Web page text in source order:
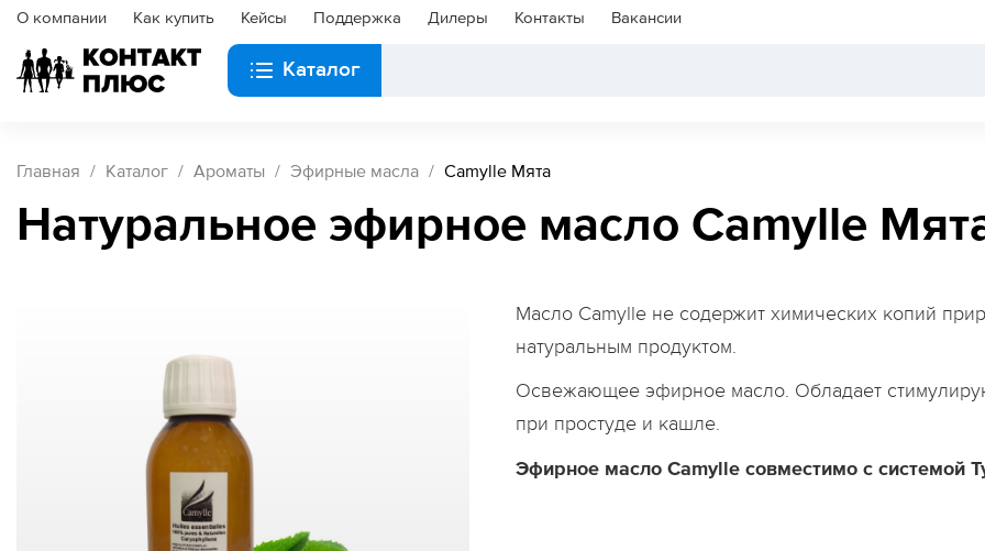
О компании Как купить Кейсы Поддержка Дилеры Контакты Вакансии
Каталог
Главная Каталог Ароматы Эфирные масла Camylle Мята
Натуральное эфирное масло Camylle
Масло Camylle не содержит химических копий
натуральным продуктом.
Освежающее эфирное масло. Обладает
при простуде и кашле.
Эфирное масло Camylle совместимо с системой